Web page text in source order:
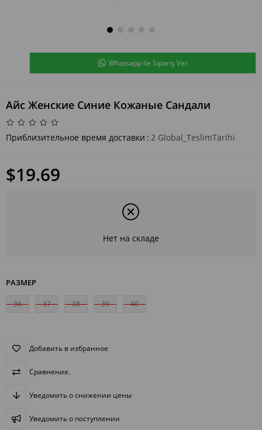
Whatsapp ile Sipariş Ver
Айс Женские Синие Кожаные Сандали
Приблизительное время доставки : 2 Global_TeslimTarihi
$19.69
Нет на складе
РАЗМЕР
36 37 38 39 40
Добавить в избранное
Сравнение.
Уведомить о снижении цены
Уведомить о поступлении